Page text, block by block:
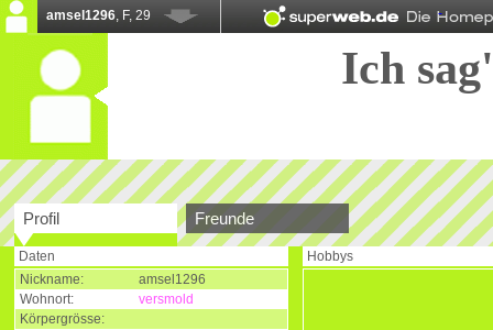
amsel1296, F, 29
Ich
Profil Freunde
Daten
Nickname:
amsel1296
Wohnort:
versmold
Körpergrösse:
Hobbys